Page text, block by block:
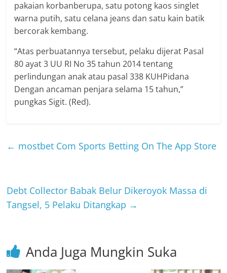
pakaian korbanberupa, satu potong kaos singlet
warna putih, satu celana jeans dan satu kain batik
bercorak kembang.
“Atas perbuatannya tersebut, pelaku dijerat Pasal
80 ayat 3 UU RI No 35 tahun 2014 tentang
perlindungan anak atau pasal 338 KUHPidana
Dengan ancaman penjara selama 15 tahun,”
pungkas Sigit. (Red).
← ‎mostbet Com Sports Betting On The App Store
Debt Collector Babak Belur Dikeroyok Massa di
Tangsel, 5 Pelaku Ditangkap →
Anda Juga Mungkin Suka